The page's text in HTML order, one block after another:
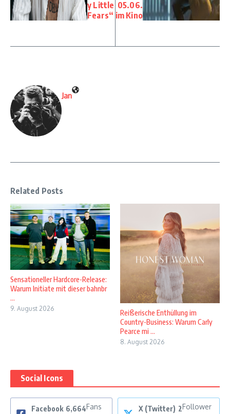
y Little
Fears“
05.06.
im Kino
Jan
Related Posts
Sensationeller Hardcore-Release:
Warum Initiate mit dieser bahnbr
...
9. August 2026
Reißerische Enthüllung im
Country-Business: Warum Carly
Pearce mi ...
8. August 2026
Social Icons
Facebook 6,664Fans
X (Twitter) 2Follower